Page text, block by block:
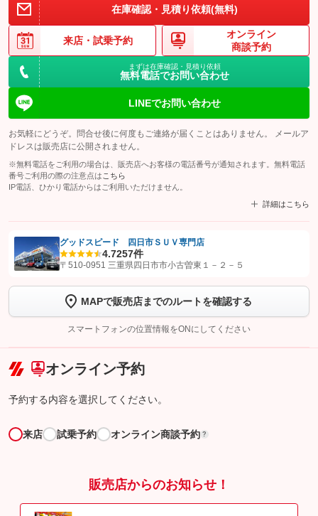
在庫確認・見積り依頼(無料)
来店・ 試乗予約
オンライン
商談予約
まずは在庫確認・見積り依頼
無料電話でお問い合わせ
LINEでお問い合わせ
お気軽にどうぞ。問合せ後に何度もご連絡が届くことはありません。 メールア
ドレスは販売店に公開されません。
※無料電話をご利用の場合は、販売店へお客様の電話番号が通知されます。無料電話
番号ご利用の際の注意点は こちら
IP電話、ひかり電話からはご利用いただけません。
詳細はこちら
【STEP1】認証画面でグーネットを友だち追加してから「許可する」ボタンを押
トーク画面で
ボタンをタップして問い合わせを
完了してください。
こちら
グッドスピード 四日市ＳＵＶ専門店
4.7257件
〒510-0951 三重県四日市市小古曽東１－２－５
MAPで販売店までのルートを確認する
スマートフォンの位置情報をONにしてください
オンライン予約
予約する内容を選択してください。
来店 試乗予約 オンライン商談予約 ?
販売店からのお知らせ！